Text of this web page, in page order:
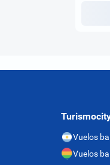
Vuelos
Vuelos